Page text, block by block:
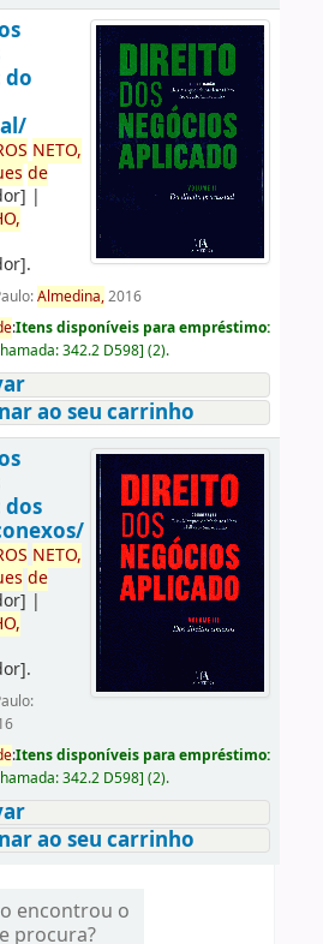
do
NETO,
de
|
.
Almedina,2016
:Itens disponíveis para empréstimo:
342.2 D598] (2).
ao seu carrinho
NETO,
de
|
.
:Itens disponíveis para empréstimo:
342.2 D598] (2).
ao seu carrinho
encontrou o
procura?